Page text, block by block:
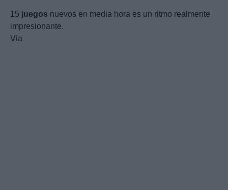
15 juegos nuevos en media hora es un ritmo realmente
impresionante.
Via